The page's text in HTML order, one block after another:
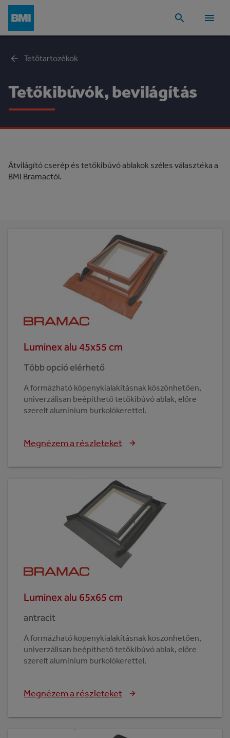
Tetőtartozékok
Tetőkibúvók, bevilágítás
Átvilágító cserép és tetőkibúvó ablakok széles választéka a
BMI Bramactól.
Luminex alu 45x55 cm
Több opció elérhető
A formázható köpenykialakításnak köszönhetően,
univerzálisan beépíthető tetőkibúvó ablak, előre
szerelt alumínium burkolókerettel.
Megnézem a részleteket
Luminex alu 65x65 cm
antracit
A formázható köpenykialakításnak köszönhetően,
univerzálisan beépíthető tetőkibúvó ablak, előre
szerelt alumínium burkolókerettel.
Megnézem a részleteket